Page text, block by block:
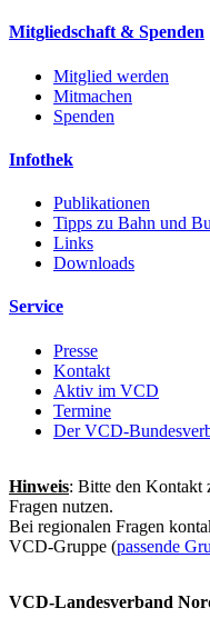
Mitgliedschaft & Spenden
Mitglied werden
Mitmachen
Spenden
Infothek
Publikationen
Tipps zu Bahn und
Links
Downloads
Service
Presse
Kontakt
Aktiv im VCD
Termine
Der VCD-
Hinweis: Bitte den Kontakt
Fragen nutzen.
Bei regionalen Fragen
VCD-Gruppe (passende
VCD-Landesverband